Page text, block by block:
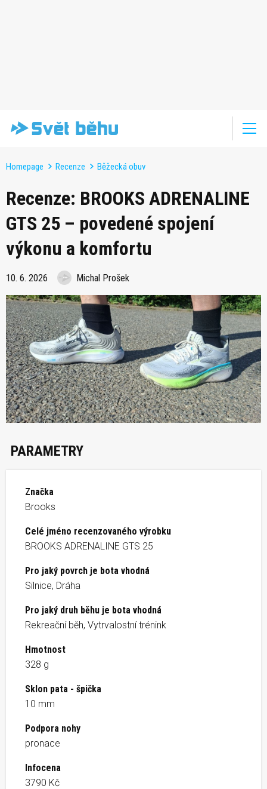
Homepage Recenze Běžecká obuv
Recenze: BROOKS ADRENALINE
GTS 25 – povedené spojení
výkonu a komfortu
10. 6. 2026 Michal Prošek
PARAMETRY
Značka
Brooks
Celé jméno recenzovaného výrobku
BROOKS ADRENALINE GTS 25
Pro jaký povrch je bota vhodná
Silnice, Dráha
Pro jaký druh běhu je bota vhodná
Rekreační běh, Vytrvalostní trénink
Hmotnost
328 g
Sklon pata - špička
10 mm
Podpora nohy
pronace
Infocena
3790 Kč